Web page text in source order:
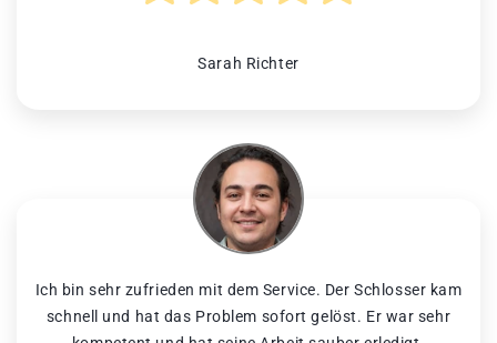
Sarah Richter
Ich bin sehr zufrieden mit dem Service. Der Schlosser kam
schnell und hat das Problem sofort gelöst. Er war sehr